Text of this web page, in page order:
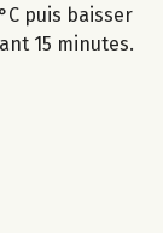
puis baisser
15 minutes.